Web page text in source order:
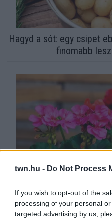
twn.hu - Do Not Process
If you wish to opt-out of the
processing of your personal
targeted advertising by us,
Hagyd a sót: egy csipet
finomabb
Ezzel locsold hetente
majd a